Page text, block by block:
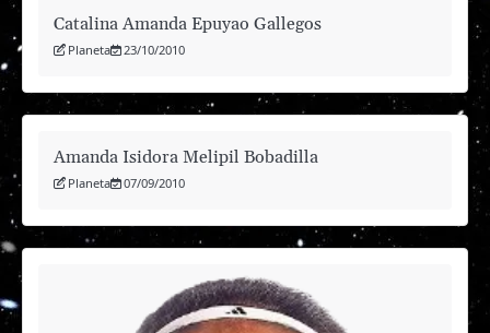
Catalina Amanda Epuyao Gallegos
Planeta 23/10/2010
Amanda Isidora Melipil Bobadilla
Planeta 07/09/2010